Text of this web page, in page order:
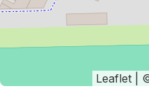
Leaflet |